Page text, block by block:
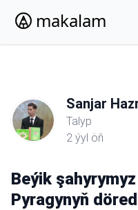
makalam
Sanjar
Talyp
2 ýyl öň
Beýik
Pyragynyň